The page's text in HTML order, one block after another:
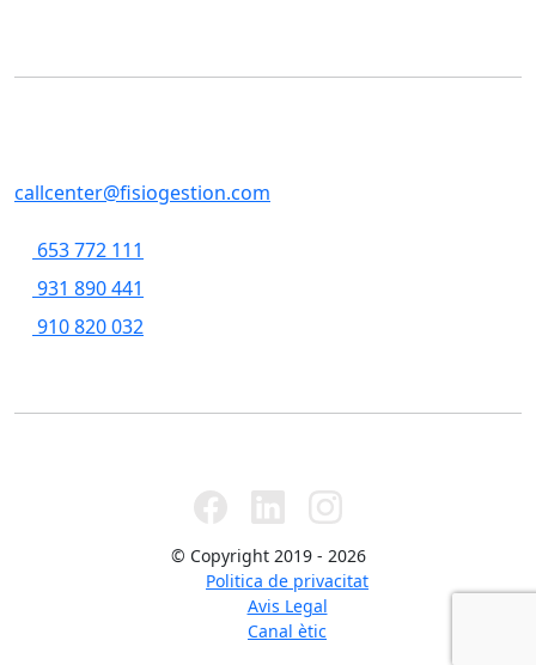
callcenter@fisiogestion.com
653 772 111
931 890 441
910 820 032
© Copyright 2019 - 2026
Politica de privacitat
Avis Legal
Canal ètic